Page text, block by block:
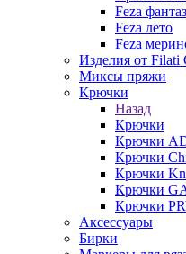
Feza
Feza лето
Feza
Изделия от Filati
Миксы пряжи
Крючки
Назад
Крючки
Крючки
Крючки
Крючки
Крючки
Крючки
Аксессуары
Бирки